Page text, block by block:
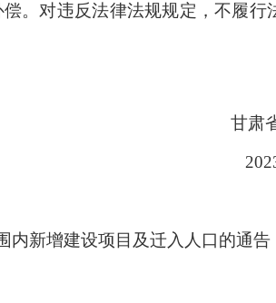
。对违反法律法规规定，不履行
甘
内新增建设项目及迁入人口的通告